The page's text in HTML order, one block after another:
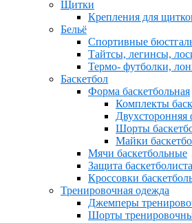
Щитки
Крепления для
Бельё
Спортивные
Тайтсы, легинсы,
Термо- футболки,
Баскетбол
Форма баскетбольная
Комплекты
Двухсторонняя
Шорты
Майки
Мячи баскетбольные
Защита баскетболиста
Кроссовки
Тренировочная одежда
Джемперы
Шорты